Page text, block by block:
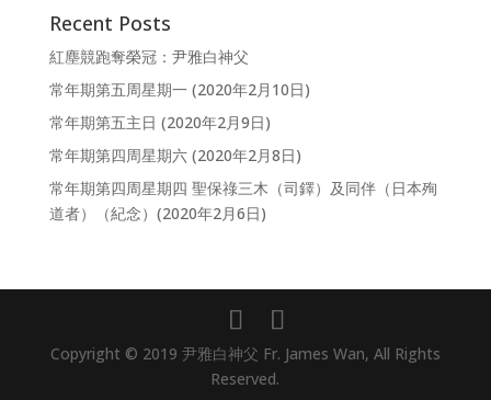
Recent Posts
紅塵競跑奪榮冠：尹雅白神父
常年期第五周星期一 (2020年2月10日)
常年期第五主日 (2020年2月9日)
常年期第四周星期六 (2020年2月8日)
常年期第四周星期四 聖保祿三木（司鐸）及同伴（日本殉
道者）（紀念）(2020年2月6日)
Copyright © 2019 尹雅白神父 Fr. James Wan, All Rights
Reserved.